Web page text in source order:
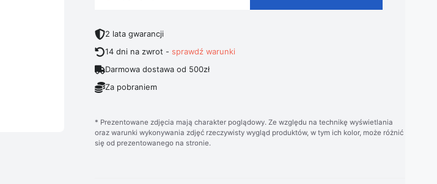
2 lata gwarancji
14 dni na zwrot -sprawdź warunki
Darmowa dostawa od 500zł
Za pobraniem
* Prezentowane zdjęcia mają charakter poglądowy. Ze względu na technikę wyświetlania
oraz warunki wykonywania zdjęć rzeczywisty wygląd produktów, w tym ich kolor, może różnić
się od prezentowanego na stronie.